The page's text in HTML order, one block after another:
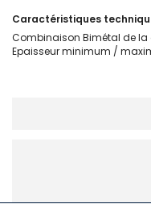
Caractéristiques
Combinaison Bimétal de la
Epaisseur minimum /